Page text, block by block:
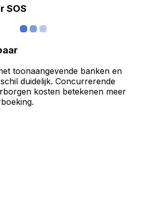
SOS
toonaangevende banken en
duidelijk. Concurrerende
kosten betekenen meer